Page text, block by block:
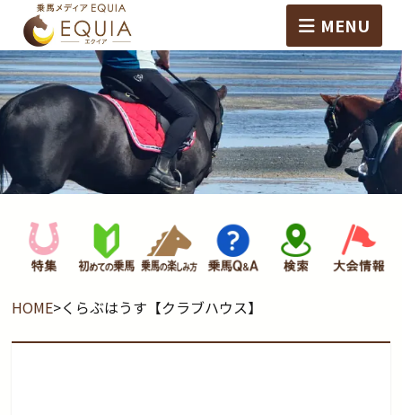
MENU
HOME>くらぶはうす【クラブハウス】